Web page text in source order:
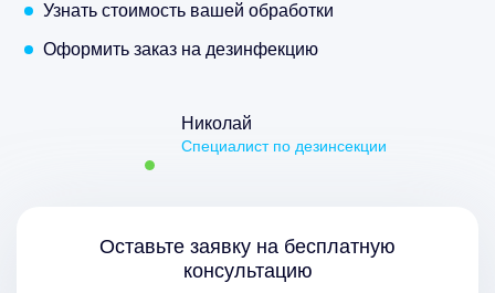
Узнать стоимость вашей обработки
Оформить заказ на дезинфекцию
Николай
Специалист по дезинсекции
Оставьте заявку на бесплатную
консультацию